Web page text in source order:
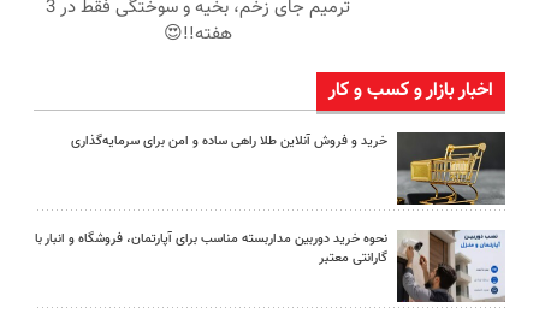
ترمیم جای زخم، بخیه و سوختگی فقط در 3
هفته!!😍
اخبار بازار و کسب و کار
خرید و فروش آنلاین طلا راهی ساده و امن برای سرمایه‌گذاری
نحوه خرید دوربین مداربسته مناسب برای آپارتمان، فروشگاه و انبار با
گارانتی معتبر